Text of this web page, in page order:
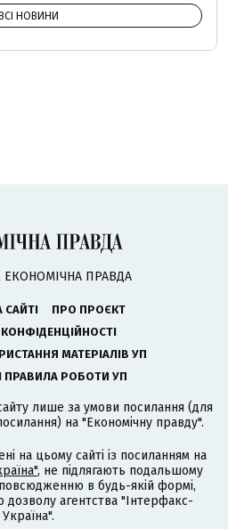
ВСІ НОВИНИ
ЕКОНОМІЧНА ПРАВДА
САЙТІ
ПРО ПРОЄКТ
МАТЕРІАЛІВ УП
ПРАВИЛА РОБОТИ УП
лише за умови посилання (для
на "Економічну правду".
на цьому сайті із посиланням на
, не підлягають подальшому
в будь-якій формі,
дозволу агентства "Інтерфакс-
Україна".